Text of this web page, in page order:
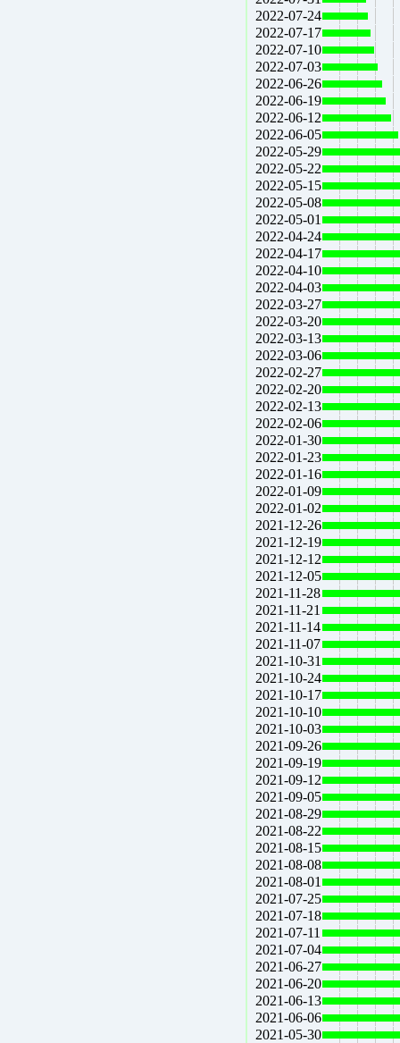
2022-07-24
2022-07-17
2022-07-10
2022-07-03
2022-06-26
2022-06-19
2022-06-12
2022-06-05
2022-05-29
2022-05-22
2022-05-15
2022-05-08
2022-05-01
2022-04-24
2022-04-17
2022-04-10
2022-04-03
2022-03-27
2022-03-20
2022-03-13
2022-03-06
2022-02-27
2022-02-20
2022-02-13
2022-02-06
2022-01-30
2022-01-23
2022-01-16
2022-01-09
2022-01-02
2021-12-26
2021-12-19
2021-12-12
2021-12-05
2021-11-28
2021-11-21
2021-11-14
2021-11-07
2021-10-31
2021-10-24
2021-10-17
2021-10-10
2021-10-03
2021-09-26
2021-09-19
2021-09-12
2021-09-05
2021-08-29
2021-08-22
2021-08-15
2021-08-08
2021-08-01
2021-07-25
2021-07-18
2021-07-11
2021-07-04
2021-06-27
2021-06-20
2021-06-13
2021-06-06
2021-05-30